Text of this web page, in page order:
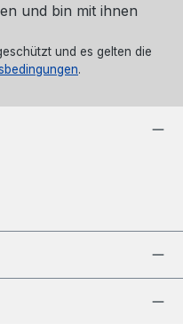
und bin mit ihnen
und es gelten die
.